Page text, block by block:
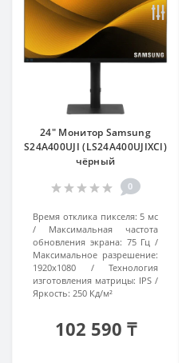
24" Монитор Samsung
S24A400UJI (LS24A400UJIXCI)
чёрный
0
Время отклика пикселя: 5 мс
Максимальная частота
обновления экрана: 75 Гц
Максимальное разрешение:
1920x1080
Технология
изготовления матрицы: IPS
Яркость: 250 Кд/м²
102 590 ₸